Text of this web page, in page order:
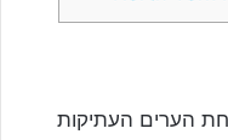
הערים העתיקות